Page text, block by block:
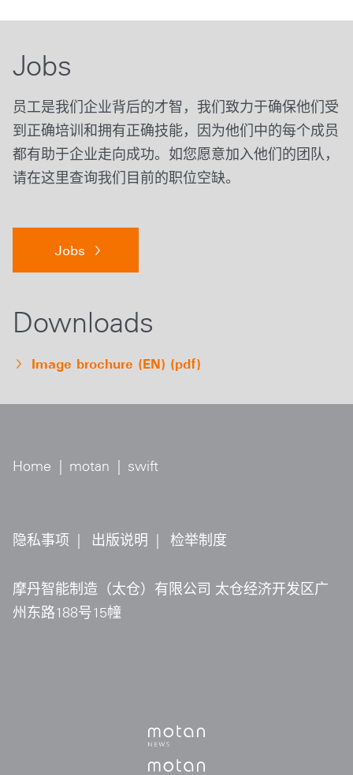
Jobs
员工是我们企业背后的才智，我们致力于确保他们受
到正确培训和拥有正确技能，因为他们中的每个成员
都有助于企业走向成功。如您愿意加入他们的团队，
请在这里查询我们目前的职位空缺。
Jobs
Downloads
Image brochure (EN) (pdf)
Home motan swift
隐私事项 出版说明 检举制度
摩丹智能制造（太仓）有限公司 太仓经济开发区广
州东路188号15幢